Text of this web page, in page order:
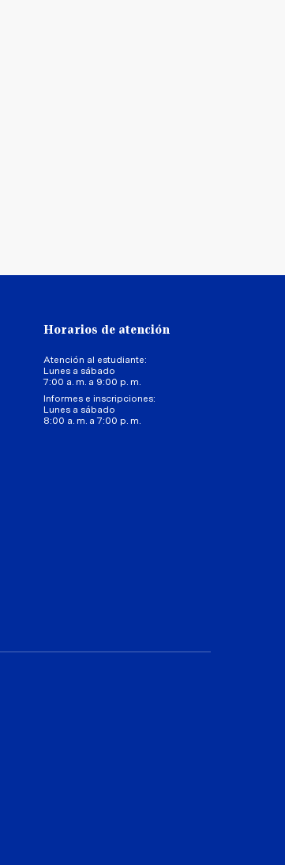
Horarios de atención
Atención al estudiante:
Lunes a sábado
7:00 a. m. a 9:00 p. m.
Informes e inscripciones:
Lunes a sábado
8:00 a. m. a 7:00 p. m.